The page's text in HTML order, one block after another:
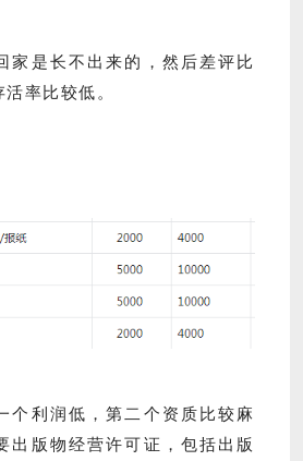
家是长不出来的，然后差评比
率比较低。
个利润低，第二个资质比较麻
出版物经营许可证，包括出版